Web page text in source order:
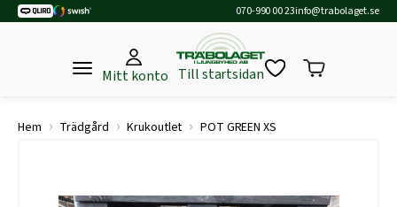
070-990 00 23info@trabolaget.se
Mitt konto Till startsidan
Hem › Trädgård › Krukoutlet › POT GREEN XS